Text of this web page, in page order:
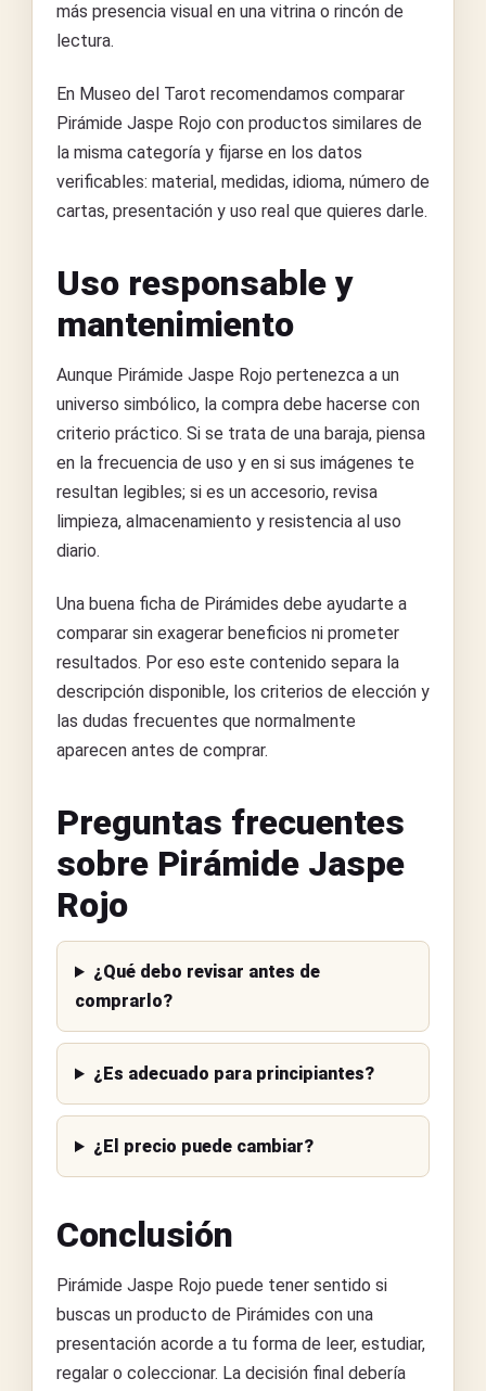
más presencia visual en una vitrina o rincón de
lectura.
En Museo del Tarot recomendamos comparar
Pirámide Jaspe Rojo con productos similares de
la misma categoría y fijarse en los datos
verificables: material, medidas, idioma, número de
cartas, presentación y uso real que quieres darle.
Uso responsable y
mantenimiento
Aunque Pirámide Jaspe Rojo pertenezca a un
universo simbólico, la compra debe hacerse con
criterio práctico. Si se trata de una baraja, piensa
en la frecuencia de uso y en si sus imágenes te
resultan legibles; si es un accesorio, revisa
limpieza, almacenamiento y resistencia al uso
diario.
Una buena ficha de Pirámides debe ayudarte a
comparar sin exagerar beneficios ni prometer
resultados. Por eso este contenido separa la
descripción disponible, los criterios de elección y
las dudas frecuentes que normalmente
aparecen antes de comprar.
Preguntas frecuentes
sobre Pirámide Jaspe
Rojo
¿Qué debo revisar antes de
comprarlo?
¿Es adecuado para principiantes?
¿El precio puede cambiar?
Conclusión
Pirámide Jaspe Rojo puede tener sentido si
buscas un producto de Pirámides con una
presentación acorde a tu forma de leer, estudiar,
regalar o coleccionar. La decisión final debería